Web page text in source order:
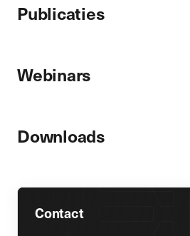
Publicaties
Webinars
Downloads
Contact